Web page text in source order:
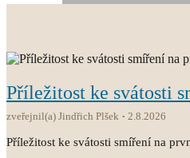
Příležitost ke svátosti
zveřejnil(a) Jindřich Plšek 2.8.2026
Příležitost ke svátosti smíření na